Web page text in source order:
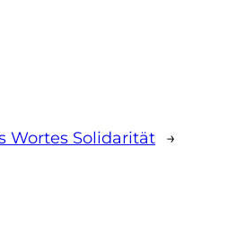
Wortes Solidarität →